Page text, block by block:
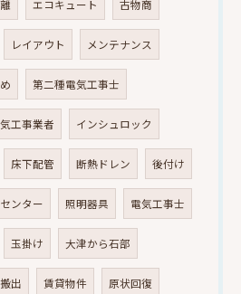
エコキュート 古物商
レイアウト メンテナンス
第二種電気工事士
工事業者 インシュロック
床下配管 断熱ドレン 後付け
ンター 照明器具 電気工事士
玉掛け 大津から石部
出 賃貸物件 原状回復